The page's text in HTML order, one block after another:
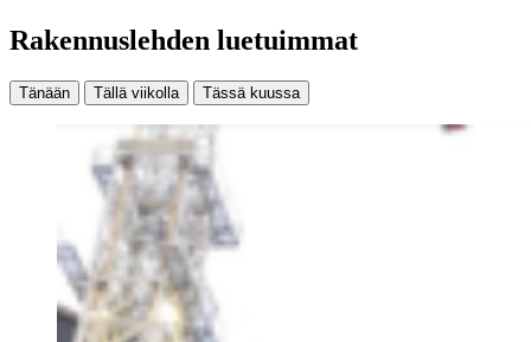
Rakennuslehden luetuimmat
Tänään Tällä viikolla Tässä kuussa